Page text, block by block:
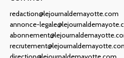
redaction@lejournaldemayotte.com
annonce-